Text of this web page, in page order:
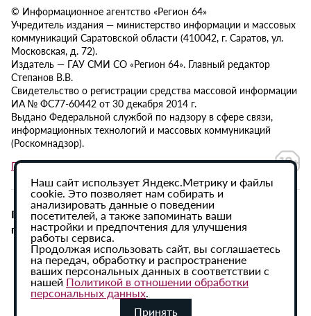
© Информационное агентство «Регион 64»
Учредитель издания — министерство информации и массовых
коммуникаций Саратовской области (410042, г. Саратов, ул.
Московская, д. 72).
Издатель — ГАУ СМИ СО «Регион 64». Главный редактор
Степанов В.В.
Свидетельство о регистрации средства массовой информации
ИА № ФС77-60442 от 30 декабря 2014 г.
Выдано Федеральной службой по надзору в сфере связи,
информационных технологий и массовых коммуникаций
(Роскомнадзор).
Политика в отношении обработки персональных данных
При использовании материалов сайта активная
гиперссылка на ИА «Регион 64» обязательна.
Наш сайт использует Яндекс.Метрику и файлы
cookie. Это позволяет нам собирать и
анализировать данные о поведении
посетителей, а также запоминать ваши
настройки и предпочтения для улучшения
работы сервиса.
Продолжая использовать сайт, вы соглашаетесь
на передач, обработку и распространение
ваших персональных данных в соответствии с
нашей Политикой в отношении обработки
персональных данных.
Принять